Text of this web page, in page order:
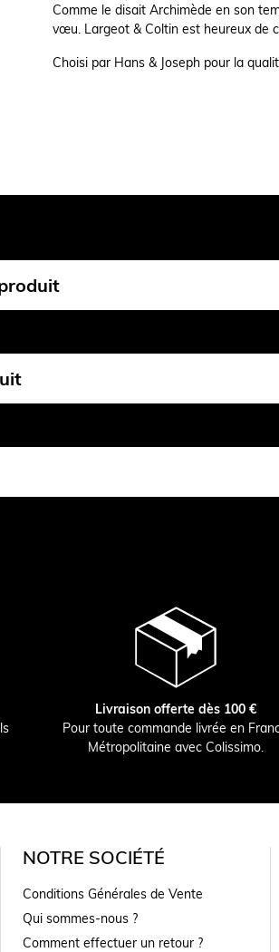
Comme le disait Archimède en son
vœu. Largeot & Coltin est heureux de
Choisi par Hans & Joseph pour la
Livraison offerte dès 100 €
Pour toute commande livrée en
Métropolitaine avec Colissimo.
NOTRE SOCIÉTÉ
Conditions Générales de Vente
Qui sommes-nous ?
Comment effectuer un retour ?